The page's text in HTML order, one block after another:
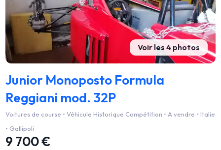
Voir les 4 photos
Junior Monoposto Formula
Reggiani mod. 32P
Voitures de course • Véhicule Historique Compétition • A vendre • Italie
• Gallipoli
9 700 €